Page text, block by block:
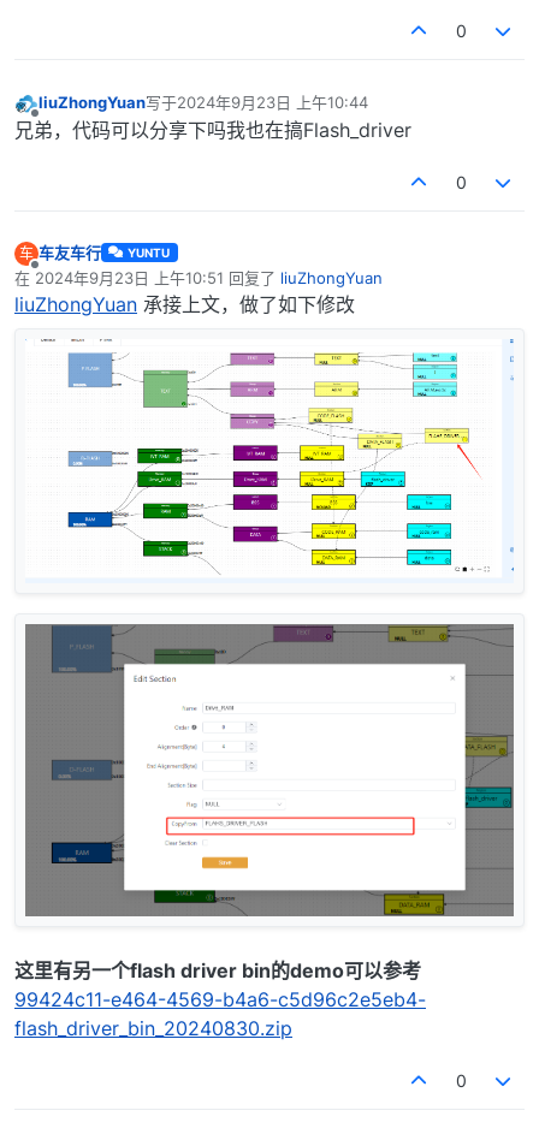
0
离线
liuZhongYuan写于2024年9月23日 上午10:44
最后由 编辑
兄弟，代码可以分享下吗我也在搞Flash_driver
0
车
离线
车友车行 YUNTU
在 2024年9月23日 上午10:51 回复了 liuZhongYuan
最后由 编辑
liuZhongYuan 承接上文，做了如下修改
这里有另一个flash driver bin的demo可以参考
99424c11-e464-4569-b4a6-c5d96c2e5eb4-
flash_driver_bin_20240830.zip
0